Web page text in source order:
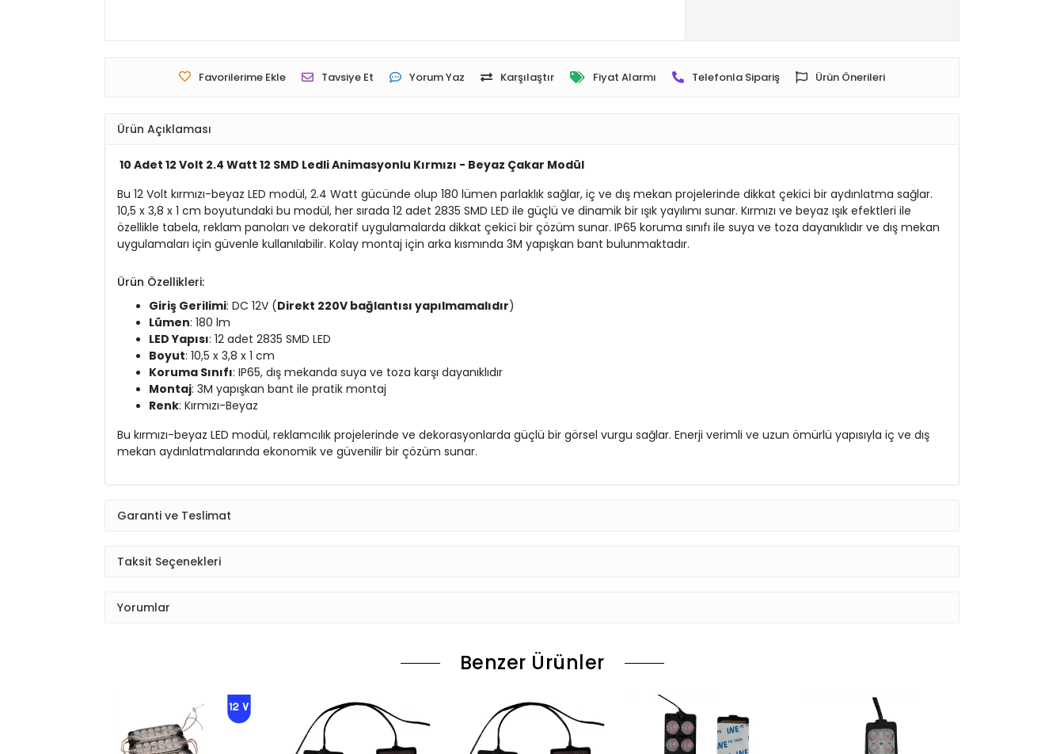
Favorilerime Ekle Tavsiye Et Yorum Yaz Karşılaştır Fiyat Alarmı Telefonla Sipariş Ürün Önerileri
Ürün Açıklaması
10 Adet 12 Volt 2.4 Watt 12 SMD Ledli Animasyonlu Kırmızı - Beyaz Çakar Modül
Bu 12 Volt kırmızı-beyaz LED modül, 2.4 Watt gücünde olup 180 lümen parlaklık sağlar, iç ve dış mekan projelerinde dikkat çekici bir aydınlatma sağlar.
10,5 x 3,8 x 1 cm boyutundaki bu modül, her sırada 12 adet 2835 SMD LED ile güçlü ve dinamik bir ışık yayılımı sunar. Kırmızı ve beyaz ışık efektleri ile
özellikle tabela, reklam panoları ve dekoratif uygulamalarda dikkat çekici bir çözüm sunar. IP65 koruma sınıfı ile suya ve toza dayanıklıdır ve dış mekan
uygulamaları için güvenle kullanılabilir. Kolay montaj için arka kısmında 3M yapışkan bant bulunmaktadır.
Ürün Özellikleri:
Giriş Gerilimi: DC 12V (Direkt 220V bağlantısı yapılmamalıdır)
Lümen: 180 lm
LED Yapısı: 12 adet 2835 SMD LED
Boyut: 10,5 x 3,8 x 1 cm
Koruma Sınıfı: IP65, dış mekanda suya ve toza karşı dayanıklıdır
Montaj: 3M yapışkan bant ile pratik montaj
Renk: Kırmızı-Beyaz
Bu kırmızı-beyaz LED modül, reklamcılık projelerinde ve dekorasyonlarda güçlü bir görsel vurgu sağlar. Enerji verimli ve uzun ömürlü yapısıyla iç ve dış
mekan aydınlatmalarında ekonomik ve güvenilir bir çözüm sunar.
Garanti ve Teslimat
Taksit Seçenekleri
Yorumlar
Benzer Ürünler